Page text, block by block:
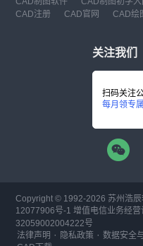
CAD注册
CAD官网 CAD绘
关注我们
扫码关注
每月领专
Copyright © 1992-2026 苏州浩
12077906号-1 增值电信业务经营
32059002004222号
法律声明 · 隐私政策 ·数据安全